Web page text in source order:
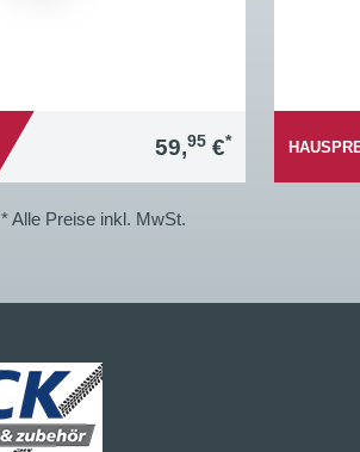
59,95 €*
* Alle Preise inkl. MwSt.